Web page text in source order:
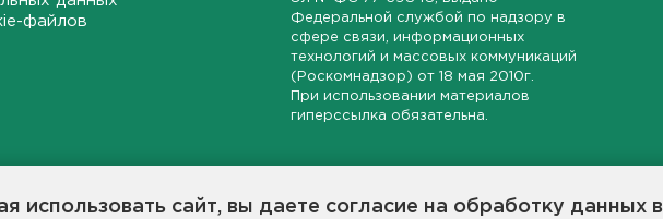
использовать сайт, вы даете согласие на обработку данных в
файлов
Федеральной службой по надзору в
сфере связи, информационных
технологий и массовых коммуникаций
(Роскомнадзор) от 18 мая 2010г.
При использовании материалов
гиперссылка обязательна.
области, экономической и инвестиционной активности в регионе.
станет популярной и конструктивной площадкой для свободного